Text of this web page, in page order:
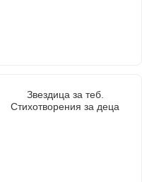
Звездица за теб.
Стихотворения за деца